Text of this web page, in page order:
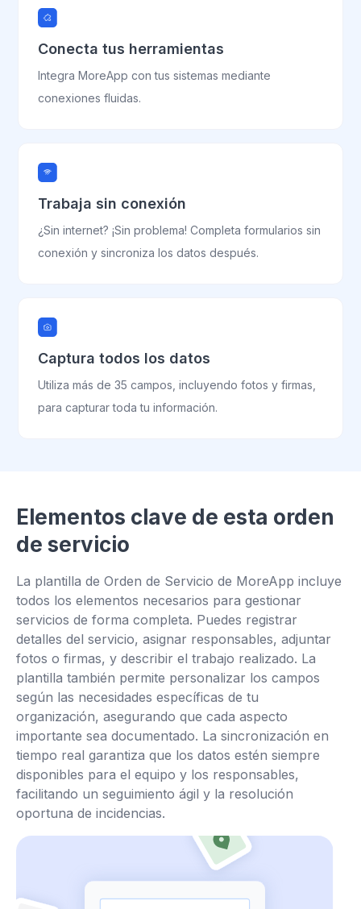
Conecta tus herramientas
Integra MoreApp con tus sistemas mediante
conexiones fluidas.
Trabaja sin conexión
¿Sin internet? ¡Sin problema! Completa formularios sin
conexión y sincroniza los datos después.
Captura todos los datos
Utiliza más de 35 campos, incluyendo fotos y firmas,
para capturar toda tu información.
Elementos clave de esta orden
de servicio
La plantilla de Orden de Servicio de MoreApp incluye
todos los elementos necesarios para gestionar
servicios de forma completa. Puedes registrar
detalles del servicio, asignar responsables, adjuntar
fotos o firmas, y describir el trabajo realizado. La
plantilla también permite personalizar los campos
según las necesidades específicas de tu
organización, asegurando que cada aspecto
importante sea documentado. La sincronización en
tiempo real garantiza que los datos estén siempre
disponibles para el equipo y los responsables,
facilitando un seguimiento ágil y la resolución
oportuna de incidencias.